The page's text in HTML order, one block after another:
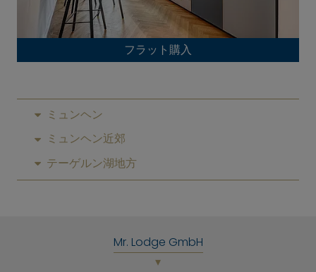
フラット購入
ミュンヘン
ミュンヘン近郊
テーゲルン湖地方
Mr. Lodge GmbH